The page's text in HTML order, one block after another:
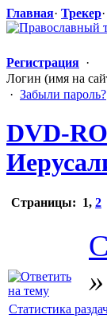
Главная· Трекер·
Регистрация ·
Логин (имя на
· Забыли пароль?
DVD-
Страницы: 1, 2
»
Статистика